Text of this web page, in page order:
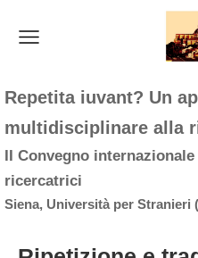
Repetita iuvant? Un
multidisciplinare alla
II Convegno
ricercatrici
Siena, Università per Stranieri